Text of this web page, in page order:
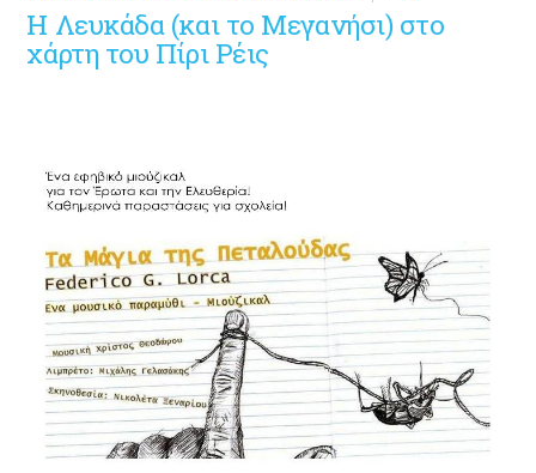
Η Λευκάδα (και το Μεγανήσι) στο
χάρτη του Πίρι Ρέις